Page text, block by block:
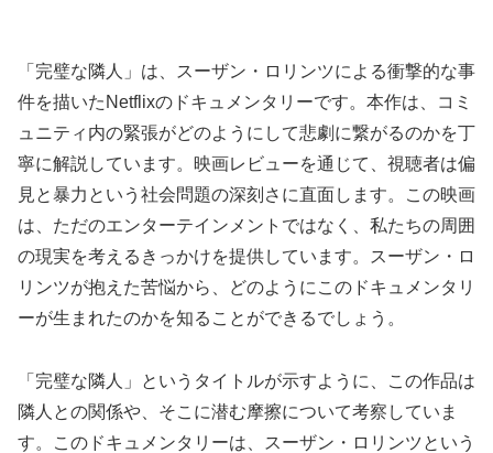
「完璧な隣人」は、スーザン・ロリンツによる衝撃的な事
件を描いたNetflixのドキュメンタリーです。本作は、コミ
ュニティ内の緊張がどのようにして悲劇に繋がるのかを丁
寧に解説しています。映画レビューを通じて、視聴者は偏
見と暴力という社会問題の深刻さに直面します。この映画
は、ただのエンターテインメントではなく、私たちの周囲
の現実を考えるきっかけを提供しています。スーザン・ロ
リンツが抱えた苦悩から、どのようにこのドキュメンタリ
ーが生まれたのかを知ることができるでしょう。
「完璧な隣人」というタイトルが示すように、この作品は
隣人との関係や、そこに潜む摩擦について考察していま
す。このドキュメンタリーは、スーザン・ロリンツという